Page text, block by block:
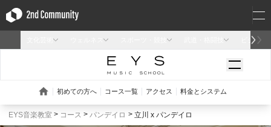
EYS音楽教室 コース パンデイロ 立川 x パンデイロ